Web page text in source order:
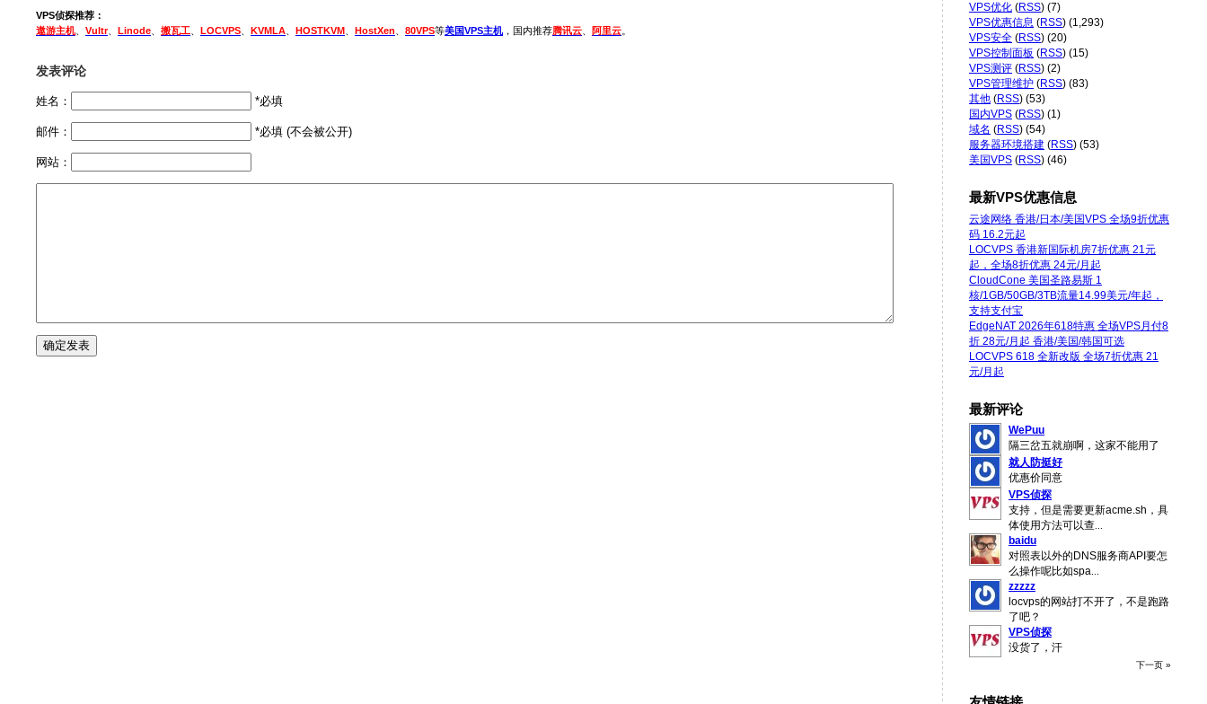
VPS侦探推荐：
遨游主机
Vultr、 Linode 搬瓦工 LOCVPS KVMLA HOSTKVM HostXen 80VPS等美国VPS主机 ，国内推荐腾讯云 阿里云。
发表评论
姓名： *必填
邮件： *必填 (不会被公开)
网站：
VPS优化 (RSS) (7)
VPS优惠信息 (RSS) (1,293)
VPS安全 (RSS) (20)
VPS控制面板 (RSS) (15)
VPS测评 (RSS) (2)
VPS管理维护 (RSS) (83)
其他 (RSS) (53)
国内VPS (RSS) (1)
域名 (RSS) (54)
服务器环境搭建 (RSS) (53)
美国VPS (RSS) (46)
最新VPS优惠信息
云途网络 香港/日本/美国VPS 全场9折优惠
码 16.2元起
LOCVPS 香港新国际机房7折优惠 21元
起，全场8折优惠 24元/月起
CloudCone 美国圣路易斯 1
核/1GB/50GB/3TB流量14.99美元/年起，
支持支付宝
EdgeNAT 2026年618特惠 全场VPS月付8
折 28元/月起 香港/美国/韩国可选
LOCVPS 618 全新改版 全场7折优惠 21
元/月起
最新评论
WePuu
隔三岔五就崩啊，这家不能用了
就人防挺好
优惠价同意
VPS侦探
支持，但是需要更新acme.sh，具
体使用方法可以查
baidu
对照表以外的DNS服务商API要怎
么操作呢比如spa
zzzzz
locvps的网站打不开了，不是跑路
了吧？
VPS侦探
没货了，汗
下一页 »